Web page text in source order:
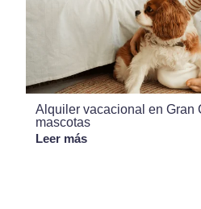
Alquiler vacacional en Gran
mascotas
Leer más